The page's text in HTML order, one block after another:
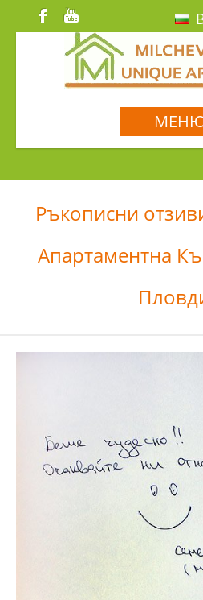
Ръкописни
Апартаментна